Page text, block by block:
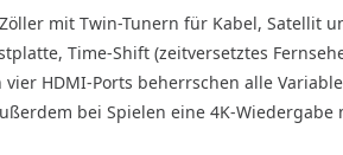
mit Twin-Tunern für Kabel, Satellit
Time-Shift (zeitversetztes
HDMI-Ports beherrschen alle
bei Spielen eine 4K-Wiedergabe